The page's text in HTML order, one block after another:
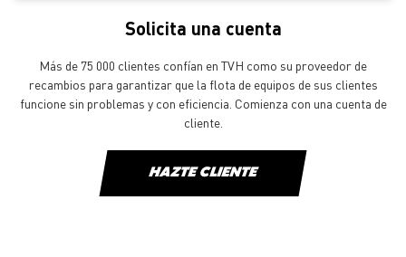
Solicita una cuenta
Más de 75 000 clientes confían en TVH como su proveedor de
recambios para garantizar que la flota de equipos de sus clientes
funcione sin problemas y con eficiencia. Comienza con una cuenta de
cliente.
HAZTE CLIENTE